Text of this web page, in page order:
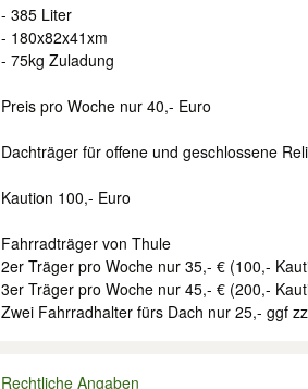
- 385 Liter
- 180x82x41xm
- 75kg Zuladung
Preis pro Woche nur 40,- Euro
Dachträger für offene und geschlossene
Kaution 100,- Euro
Fahrradträger von Thule
2er Träger pro Woche nur 35,- € (100,-
3er Träger pro Woche nur 45,- € (200,-
Zwei Fahrradhalter fürs Dach nur 25,- ggf
Rechtliche Angaben